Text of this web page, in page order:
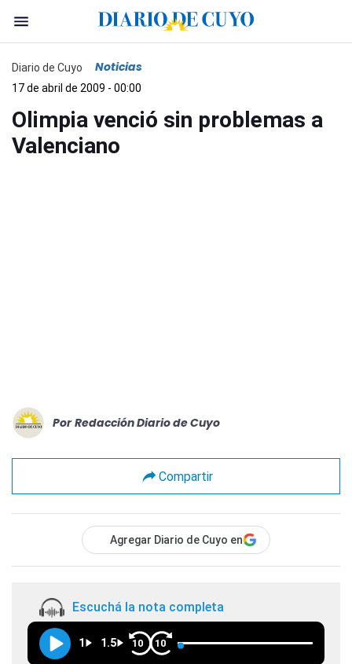
Diario de Cuyo Noticias
17 de abril de 2009 - 00:00
Olimpia venció sin problemas a
Valenciano
Por Redacción Diario de Cuyo
Compartir
Agregar Diario de Cuyo en
Escuchá la nota completa
1 1.5 10 10